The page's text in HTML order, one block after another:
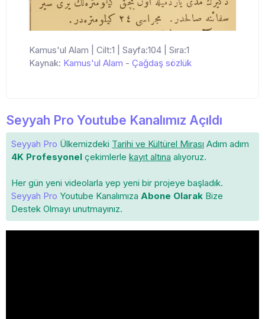
Kamus'ul Alam | Cilt:1 | Sayfa:104 | Sıra:1
Kaynak: Kamus'ul Alam - Çağdaş sözlük
Seyyah Pro Youtube Kanalımız Açıldı
Seyyah Pro Ülkemizdeki Tarihi ve Kültürel Mirası Adım adım
4K Profesyonel çekimlerle kayıt altına alıyoruz.
Her gün yeni videolarla yep yeni bir projeye başladık.
Seyyah Pro Youtube Kanalımıza Abone Olarak Bize
Destek Olmayı unutmayınız.